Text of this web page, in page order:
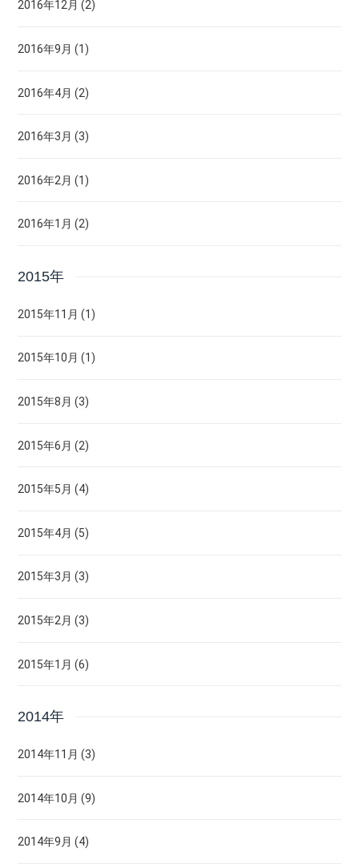
2016年12月 (2)
2016年9月 (1)
2016年4月 (2)
2016年3月 (3)
2016年2月 (1)
2016年1月 (2)
2015年
2015年11月 (1)
2015年10月 (1)
2015年8月 (3)
2015年6月 (2)
2015年5月 (4)
2015年4月 (5)
2015年3月 (3)
2015年2月 (3)
2015年1月 (6)
2014年
2014年11月 (3)
2014年10月 (9)
2014年9月 (4)